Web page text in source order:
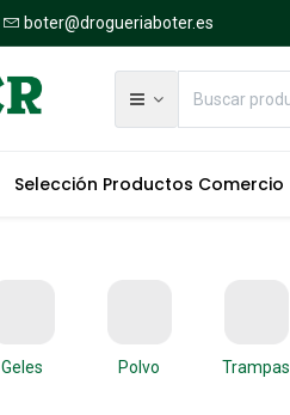
boter@drogueriaboter.es
Selección Productos Comercio
Geles Polvo Trampas